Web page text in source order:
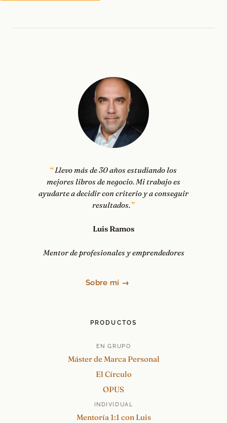
Llevo más de 30 años estudiando los
mejores libros de negocio. Mi trabajo es
ayudarte a decidir con criterio y a conseguir
resultados.
Luis Ramos
Mentor de profesionales y emprendedores
Sobre mí →
PRODUCTOS
EN GRUPO
Máster de Marca Personal
El Círculo
OPUS
INDIVIDUAL
Mentoría 1:1 con Luis